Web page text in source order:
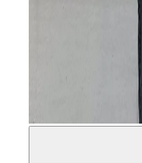
Hussein Shikha © Areej Ashhab